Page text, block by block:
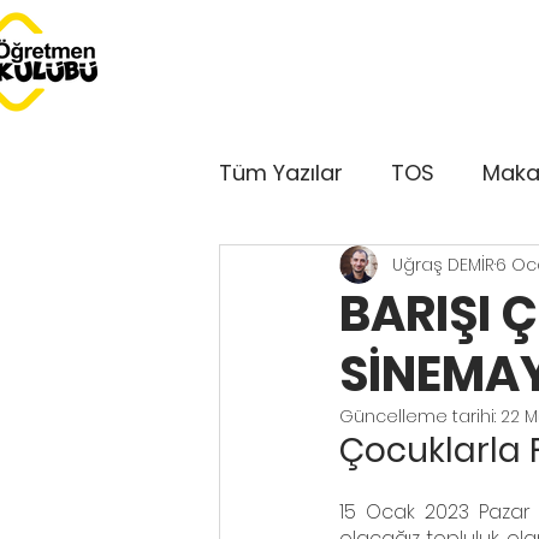
Tüm Yazılar TOS
Dersimiz Dünya
Bu Ay Öğretmen
Kulüp'ten Sesler
BARIŞI
Uğraş DEMİR6
Güncelleme tarihi: 22
Çocuklarla
15 Ocak 2023